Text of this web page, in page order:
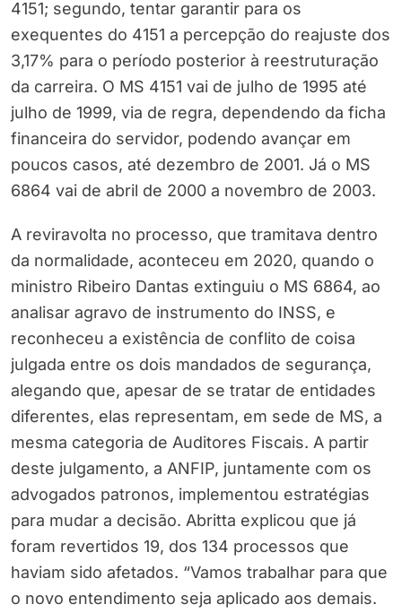
4151; segundo, tentar garantir para os
exequentes do 4151 a percepção do reajuste dos
3,17% para o período posterior à reestruturação
da carreira. O MS 4151 vai de julho de 1995 até
julho de 1999, via de regra, dependendo da ficha
financeira do servidor, podendo avançar em
poucos casos, até dezembro de 2001. Já o MS
6864 vai de abril de 2000 a novembro de 2003.
A reviravolta no processo, que tramitava dentro
da normalidade, aconteceu em 2020, quando o
ministro Ribeiro Dantas extinguiu o MS 6864, ao
analisar agravo de instrumento do INSS, e
reconheceu a existência de conflito de coisa
julgada entre os dois mandados de segurança,
alegando que, apesar de se tratar de entidades
diferentes, elas representam, em sede de MS, a
mesma categoria de Auditores Fiscais. A partir
deste julgamento, a ANFIP, juntamente com os
advogados patronos, implementou estratégias
para mudar a decisão. Abritta explicou que já
foram revertidos 19, dos 134 processos que
haviam sido afetados. “Vamos trabalhar para que
o novo entendimento seja aplicado aos demais.